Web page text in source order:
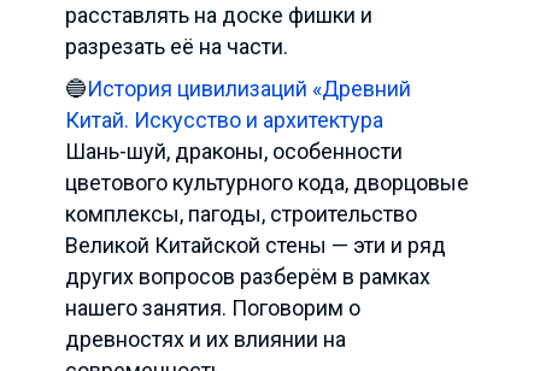
расставлять на доске фишки и
разрезать её на части.
🔵История цивилизаций «Древний
Китай. Искусство и архитектура
Шань-шуй, драконы, особенности
цветового культурного кода, дворцовые
комплексы, пагоды, строительство
Великой Китайской стены — эти и ряд
других вопросов разберём в рамках
нашего занятия. Поговорим о
древностях и их влиянии на